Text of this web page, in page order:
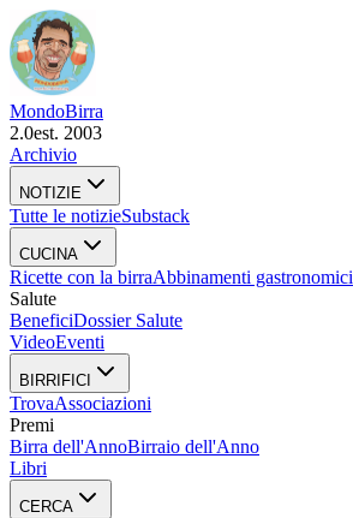
MondoBirra
2.0est. 2003
Archivio
NOTIZIE
Tutte le notizieSubstack
CUCINA
Ricette con la birraAbbinamenti gastronomici
Salute
BeneficiDossier Salute
VideoEventi
BIRRIFICI
TrovaAssociazioni
Premi
Birra dell'AnnoBirraio dell'Anno
Libri
CERCA